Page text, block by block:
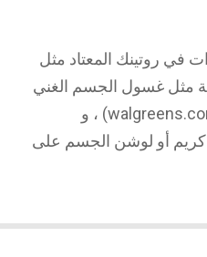
في روتينك المعتاد مثل
مثل غسول الجسم الغني
Dove Deep Moisture Body Wash (يباع بسعر 5$ على موقع walgreens.com) ، و
كريم أو لوشن الجسم على